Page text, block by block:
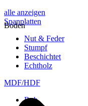
alle anzeigen
Spanplatten
Nut & Feder
Stumpf
Beschichtet
Echtholz
MDF/HDF
Roh
Boden